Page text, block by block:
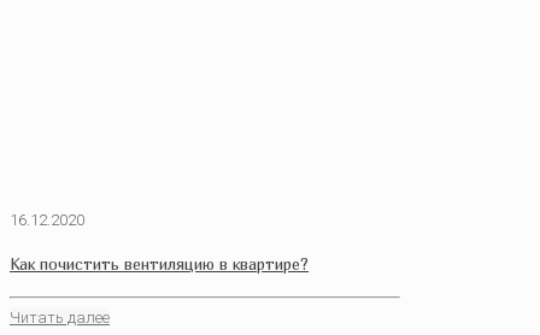
16.12.2020
Как почистить вентиляцию в квартире?
Читать далее